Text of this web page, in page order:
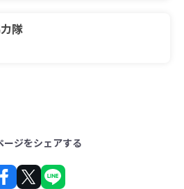
隊
ージをシェアする